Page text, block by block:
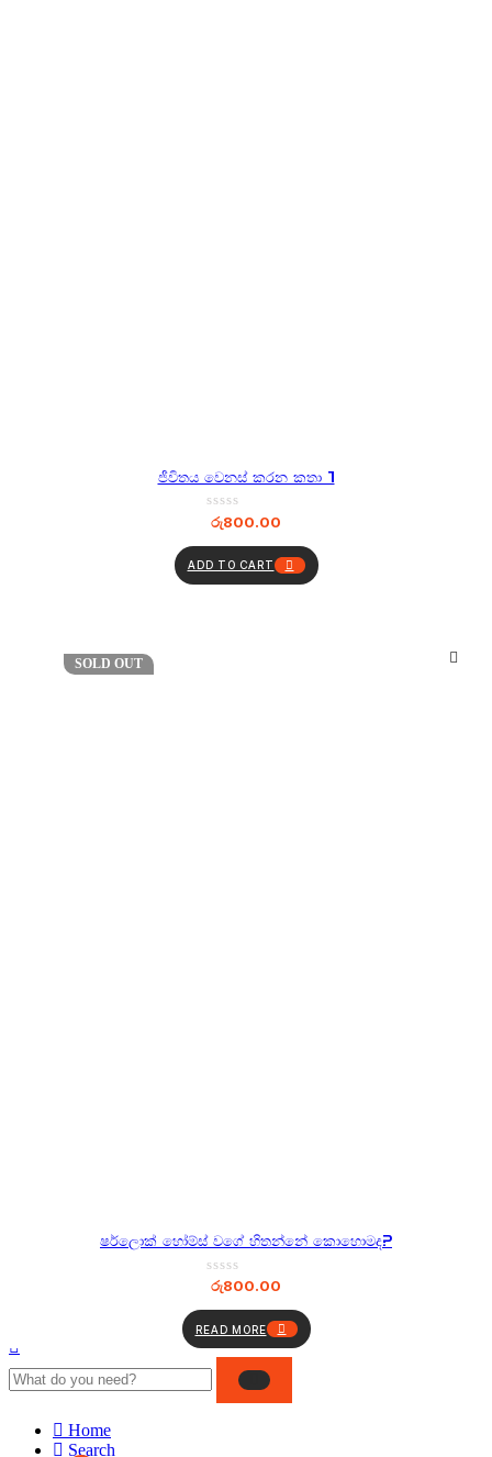
ජීවිතය වෙනස් කරන කතා 1
රු800.00
ADD TO CART
SOLD OUT
ෂර්ලොක් හෝම්ස් වගේ හිතන්නේ කොහොමද?
රු800.00
READ MORE
Home
Search